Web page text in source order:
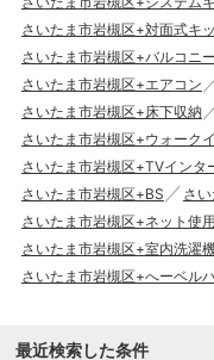
さいたま市岩槻区+対面式キ
さいたま市岩槻区+バルコニー
さいたま市岩槻区+エアコン
さいたま市岩槻区+床下収納
さいたま市岩槻区+ウォーク
さいたま市岩槻区+TVインタ
さいたま市岩槻区+BS
さ
さいたま市岩槻区+ネット使
さいたま市岩槻区+室内洗濯
さいたま市岩槻区+へーベル
最近検索した条件